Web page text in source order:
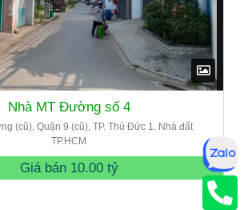
Nhà MT Đường số 4
(cũ), Quận 9 (cũ), TP. Thủ Đức 1. Nhà đất
TP.HCM
Giá bán 10.00 tỷ